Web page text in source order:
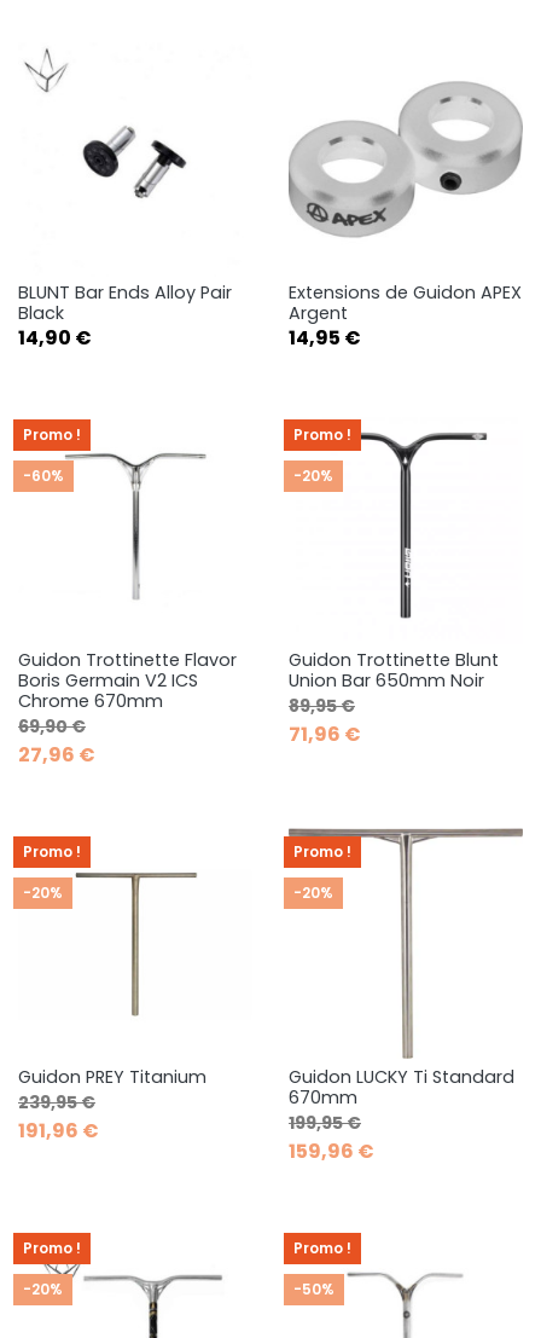
BLUNT Bar Ends Alloy Pair
Black
Prix
14,90 €
Extensions de Guidon APEX
Argent
Prix
14,95 €
Guidon Trottinette Flavor
Boris Germain V2 ICS
Chrome 670mm
Prix de base
69,90 €Prix
27,96 €
Promo !
-60%
Guidon Trottinette Blunt
Union Bar 650mm Noir
Prix de base
89,95 €Prix
71,96 €
Promo !
-20%
Guidon PREY Titanium
Prix de base
239,95 €Prix
191,96 €
Promo !
-20%
Guidon LUCKY Ti Standard
670mm
Prix de base
199,95 €Prix
159,96 €
Promo !
-20%
Promo !
-20%
Promo !
-50%